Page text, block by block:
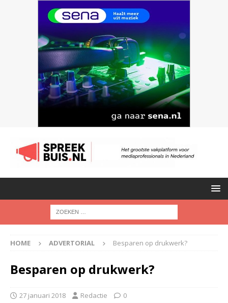
HOME ADVERTORIAL Besparen op drukwerk?
Besparen op drukwerk?
27 januari 2018 Redactie 0